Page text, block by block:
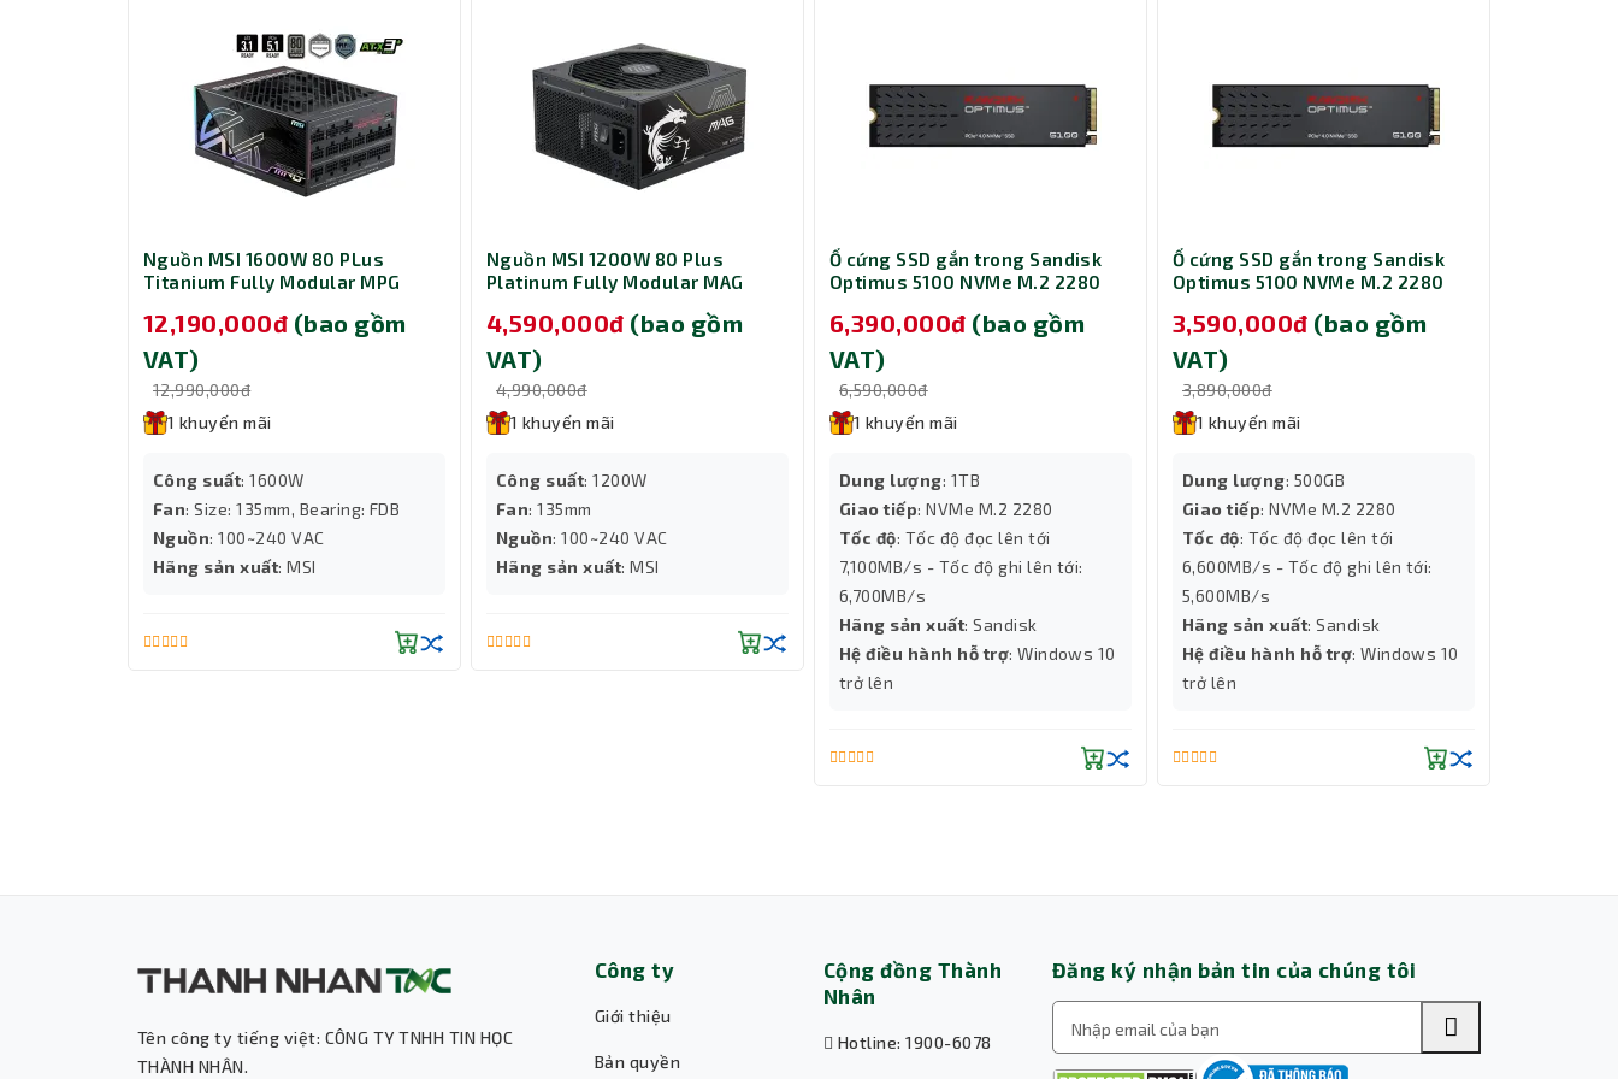
Nguồn MSI 1600W 80 PLus
Titanium Fully Modular MPG
12,190,000đ (bao gồm
VAT)
12,990,000đ
1 khuyến mãi
Công suất: 1600W
Fan: Size: 135mm, Bearing: FDB
Nguồn: 100~240 VAC
Hãng sản xuất: MSI
Nguồn MSI 1200W 80 Plus
Platinum Fully Modular MAG
4,590,000đ (bao gồm
VAT)
4,990,000đ
1 khuyến mãi
Công suất: 1200W
Fan: 135mm
Nguồn: 100~240 VAC
Hãng sản xuất: MSI
Ổ cứng SSD gắn trong Sandisk
Optimus 5100 NVMe M.2 2280
6,390,000đ (bao gồm
VAT)
6,590,000đ
1 khuyến mãi
Dung lượng: 1TB
Giao tiếp: NVMe M.2 2280
Tốc độ: Tốc độ đọc lên tới
7,100MB/s - Tốc độ ghi lên tới:
6,700MB/s
Hãng sản xuất: Sandisk
Hệ điều hành hỗ trợ: Windows 10
trở lên
Ổ cứng SSD gắn trong Sandisk
Optimus 5100 NVMe M.2 2280
3,590,000đ (bao gồm
VAT)
3,890,000đ
1 khuyến mãi
Dung lượng: 500GB
Giao tiếp: NVMe M.2 2280
Tốc độ: Tốc độ đọc lên tới
6,600MB/s - Tốc độ ghi lên tới:
5,600MB/s
Hãng sản xuất: Sandisk
Hệ điều hành hỗ trợ: Windows 10
trở lên
Tên công ty tiếng việt: CÔNG TY TNHH TIN HỌC
THÀNH NHÂN.
Công ty
Giới thiệu
Bản quyền
Cộng đồng Thành
Nhân
Hotline: 1900-6078
Đăng ký nhận bản tin của chúng tôi
Thành Nhân TNC